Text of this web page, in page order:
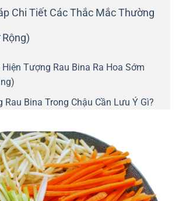
Chi Tiết Các Thắc Mắc Thường
Rộng)
Tượng Rau Bina Ra Hoa Sớm
Rau Bina Trong Chậu Cần Lưu Ý Gì?